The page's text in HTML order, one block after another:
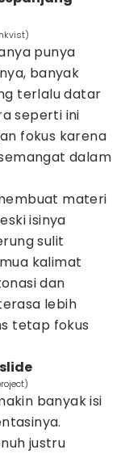
punya
banyak
terlalu datar
seperti ini
fokus karena
dalam
materi
isinya
sulit
kalimat
dan
lebih
tetap fokus
banyak isi
justru